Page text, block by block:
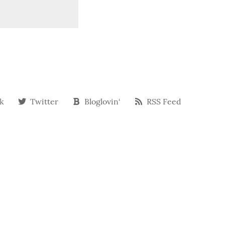
Twitter Bloglovin‘ RSS Feed